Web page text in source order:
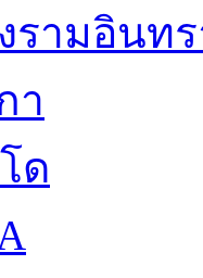
รามอินท
า
ด